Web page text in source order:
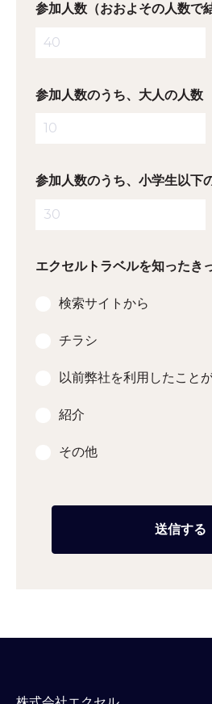
参加人数（おおよその人数で
参加人数のうち、大人の人数
参加人数のうち、小学生以下
エクセルトラベルを知ったき
検索サイトから
チラシ
以前弊社を利用したこと
紹介
その他